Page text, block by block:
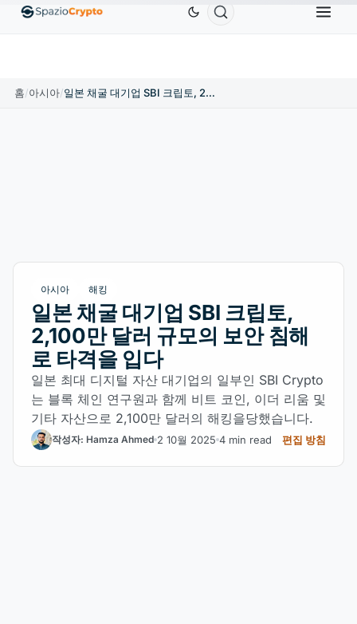
EthereumETHUS$1,880.58 TetherUSDT ↑0.00%
홈/아시아/ 일본 채굴 대기업 SBI 크립토, 2,100만 달러 규모의 보안 침해로 타격을 입다
아시아 해킹
일본 채굴 대기업 SBI 크립토,
2,100만 달러 규모의 보안 침해
로 타격을 입다
일본 최대 디지털 자산 대기업의 일부인 SBI Crypto
는 블록 체인 연구원과 함께 비트 코인, 이더 리움 및
기타 자산으로 2,100만 달러의 해킹을당했습니다.
작성자: Hamza Ahmed 2 10월 2025 4 min read 편집 방침